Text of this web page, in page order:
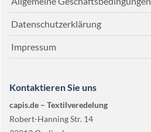
Datenschutzerklärung
Impressum
Kontaktieren Sie uns
capis.de – Textilveredelung
Robert-Hanning Str. 14